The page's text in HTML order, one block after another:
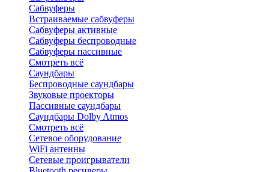
Сабвуферы
Встраиваемые сабвуферы
Сабвуферы активные
Сабвуферы беспроводные
Сабвуферы пассивные
Смотреть всё
Саундбары
Беспроводные саундбары
Звуковые проекторы
Пассивные саундбары
Саундбары Dolby Atmos
Смотреть всё
Сетевое оборудование
WiFi антенны
Сетевые проигрыватели